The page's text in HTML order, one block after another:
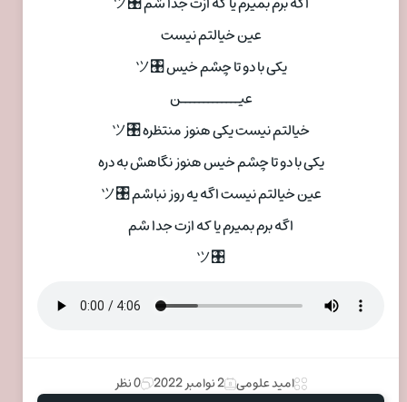
عین خیالتم نیست
یکی با دو تا چشم خیس 🎛ツ
عیـــــــــــــن
خیالتم نیست یکی هنوز منتظره 🎛ツ
یکی با دو تا چشم خیس هنوز نگاهش به دره
عین خیالتم نیست اگه یه روز نباشم 🎛ツ
اگه برم بمیرم یا که ازت جدا شم
🎛ツ
امید علومی 2 نوامبر 2022 0 نظر